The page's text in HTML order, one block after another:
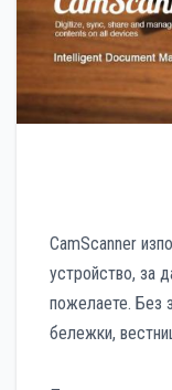
CamScanner
устройство, за
пожелаете. Без
бележки,